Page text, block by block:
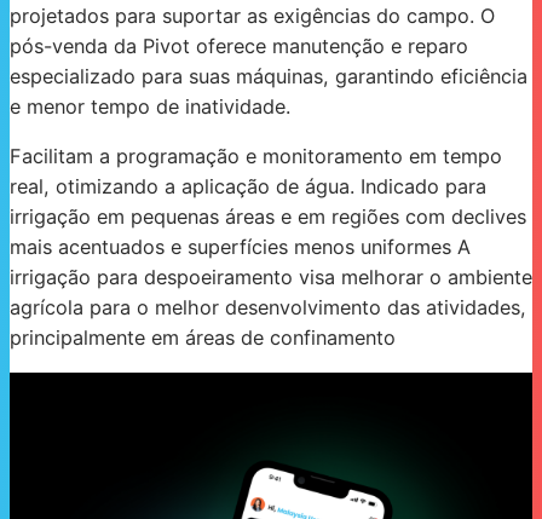
projetados para suportar as exigências do campo. O
pós-venda da Pivot oferece manutenção e reparo
especializado para suas máquinas, garantindo eficiência
e menor tempo de inatividade.
Facilitam a programação e monitoramento em tempo
real, otimizando a aplicação de água. Indicado para
irrigação em pequenas áreas e em regiões com declives
mais acentuados e superfícies menos uniformes A
irrigação para despoeiramento visa melhorar o ambiente
agrícola para o melhor desenvolvimento das atividades,
principalmente em áreas de confinamento